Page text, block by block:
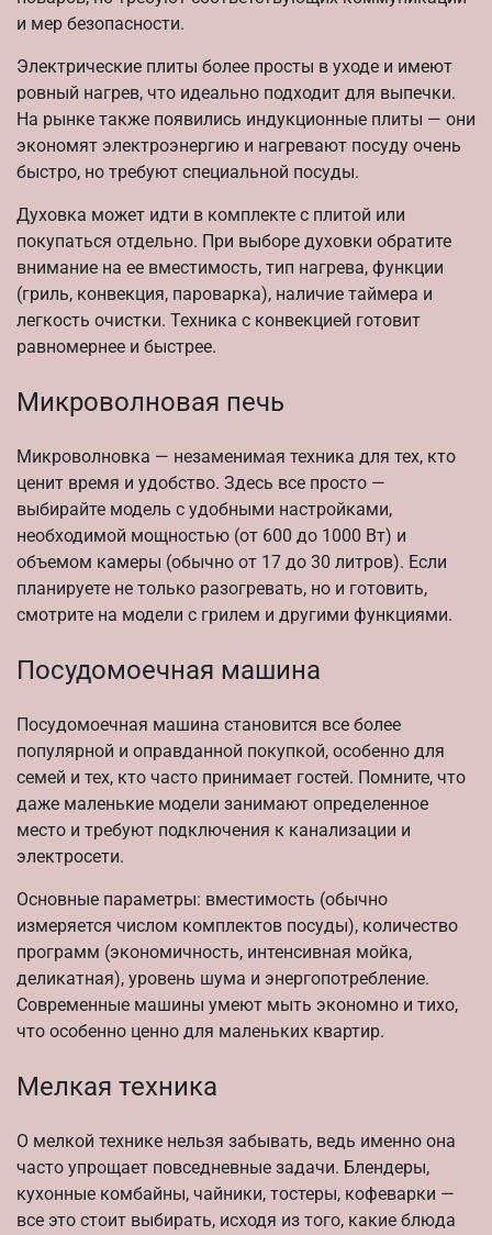
и мер безопасности.
Электрические плиты более просты в уходе и имеют
ровный нагрев, что идеально подходит для выпечки.
На рынке также появились индукционные плиты — они
экономят электроэнергию и нагревают посуду очень
быстро, но требуют специальной посуды.
Духовка может идти в комплекте с плитой или
покупаться отдельно. При выборе духовки обратите
внимание на ее вместимость, тип нагрева, функции
(гриль, конвекция, пароварка), наличие таймера и
легкость очистки. Техника с конвекцией готовит
равномернее и быстрее.
Микроволновая печь
Микроволновка — незаменимая техника для тех, кто
ценит время и удобство. Здесь все просто —
выбирайте модель с удобными настройками,
необходимой мощностью (от 600 до 1000 Вт) и
объемом камеры (обычно от 17 до 30 литров). Если
планируете не только разогревать, но и готовить,
смотрите на модели с грилем и другими функциями.
Посудомоечная машина
Посудомоечная машина становится все более
популярной и оправданной покупкой, особенно для
семей и тех, кто часто принимает гостей. Помните, что
даже маленькие модели занимают определенное
место и требуют подключения к канализации и
электросети.
Основные параметры: вместимость (обычно
измеряется числом комплектов посуды), количество
программ (экономичность, интенсивная мойка,
деликатная), уровень шума и энергопотребление.
Современные машины умеют мыть экономно и тихо,
что особенно ценно для маленьких квартир.
Мелкая техника
О мелкой технике нельзя забывать, ведь именно она
часто упрощает повседневные задачи. Блендеры,
кухонные комбайны, чайники, тостеры, кофеварки —
все это стоит выбирать, исходя из того, какие блюда